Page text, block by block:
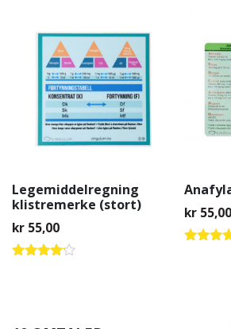
Legemiddelregning
klistremerke (stort)
kr 55,00
kr55,00